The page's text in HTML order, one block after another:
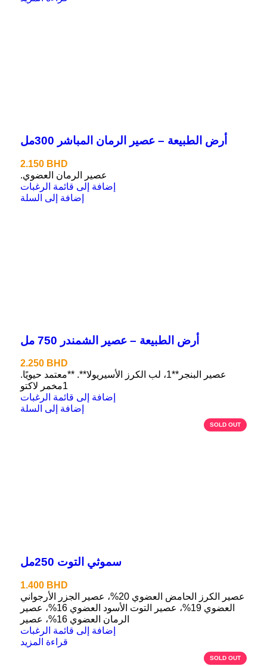
أرض الطبيعة – عصير الرمان المباشر 300مل
2.150 BHD
عصير الرمان العضوي.
إضافة إلى قائمة الرغبات
إضافة إلى السلة
أرض الطبيعة – عصير الشمندر 750 مل
2.250 BHD
عصير البنجر**1، لب الكرز الأسيريولا**. **معتمد حيويًا.
1مخمر لاكتو
إضافة إلى قائمة الرغبات
إضافة إلى السلة
SOLD OUT
سموثي التوت 250مل
1.400 BHD
عصير الكرز الحامض العضوي 20%، عصير الجزر الأرجواني
العضوي 19%، عصير التوت الأسود العضوي 16%، عصير
الرمان العضوي 16%، عصير
إضافة إلى قائمة الرغبات
قراءة المزيد
SOLD OUT